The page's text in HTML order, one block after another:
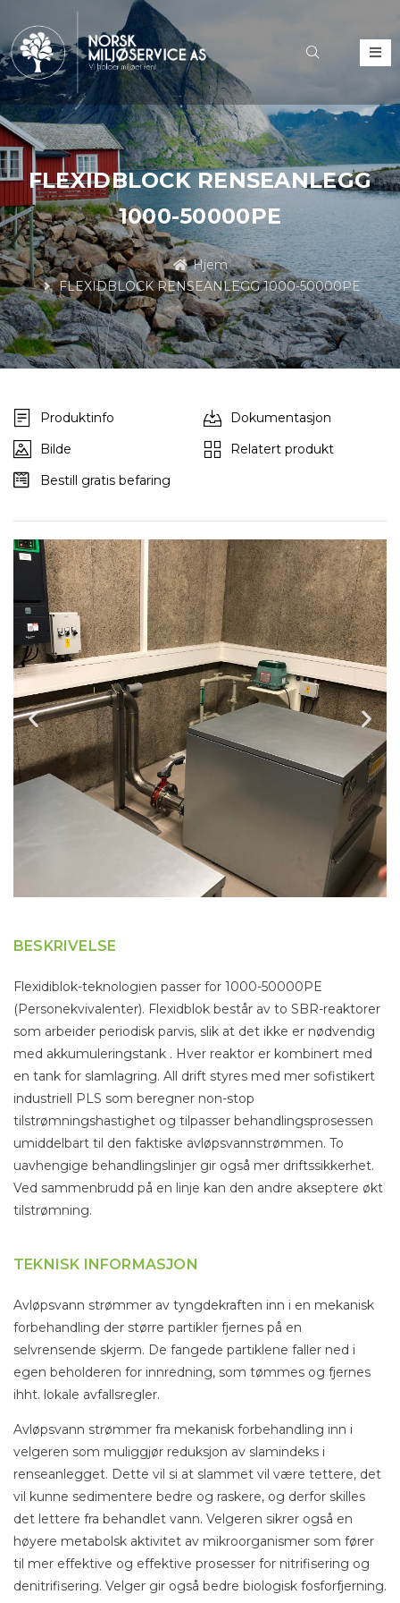
FLEXIDBLOCK RENSEANLEGG
1000-50000PE
Hjem
FLEXIDBLOCK RENSEANLEGG 1000-50000PE
Produktinfo
Dokumentasjon
Bilde
Relatert produkt
Bestill gratis befaring
BESKRIVELSE
Flexidiblok-teknologien passer for 1000-50000PE
(Personekvivalenter). Flexidblok består av to SBR-reaktorer
som arbeider periodisk parvis, slik at det ikke er nødvendig
med akkumuleringstank . Hver reaktor er kombinert med
en tank for slamlagring. All drift styres med mer sofistikert
industriell PLS som beregner non-stop
tilstrømningshastighet og tilpasser behandlingsprosessen
umiddelbart til den faktiske avløpsvannstrømmen. To
uavhengige behandlingslinjer gir også mer driftssikkerhet.
Ved sammenbrudd på en linje kan den andre akseptere økt
tilstrømning.
TEKNISK INFORMASJON
Avløpsvann strømmer av tyngdekraften inn i en mekanisk
forbehandling der større partikler fjernes på en
selvrensende skjerm. De fangede partiklene faller ned i
egen beholderen for innredning, som tømmes og fjernes
ihht. lokale avfallsregler.
Avløpsvann strømmer fra mekanisk forbehandling inn i
velgeren som muliggjør reduksjon av slamindeks i
renseanlegget. Dette vil si at slammet vil være tettere, det
vil kunne sedimentere bedre og raskere, og derfor skilles
det lettere fra behandlet vann. Velgeren sikrer også en
høyere metabolsk aktivitet av mikroorganismer som fører
til mer effektive og effektive prosesser for nitrifisering og
denitrifisering. Velger gir også bedre biologisk fosforfjerning.